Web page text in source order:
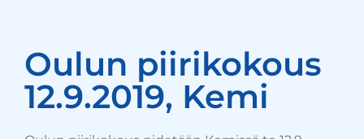
Oulun piirikokous
12.9.2019, Kemi